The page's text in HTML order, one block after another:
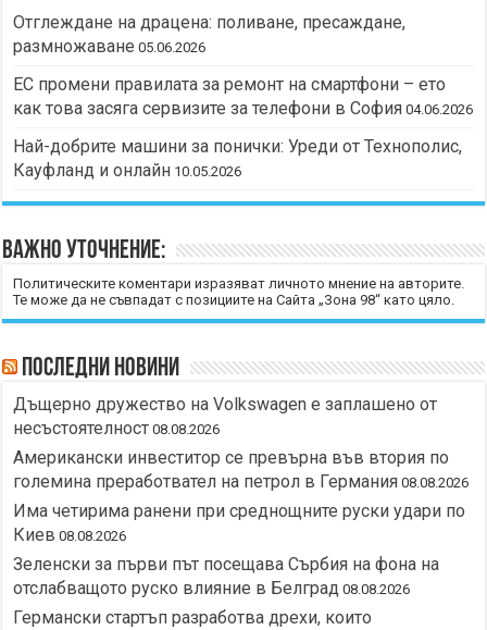
Отглеждане на драцена: поливане, пресаждане,
размножаване 05.06.2026
ЕС промени правилата за ремонт на смартфони – ето
как това засяга сервизите за телефони в София 04.06.2026
Най-добрите машини за понички: Уреди от Технополис,
Кауфланд и онлайн 10.05.2026
Важно уточнение:
Политическите коментари изразяват личното мнение на авторите.
Те може да не съвпадат с позициите на Сайта „Зона 98“ като цяло.
Последни новини
Дъщерно дружество на Volkswagen е заплашено от
несъстоятелност 08.08.2026
Американски инвеститор се превърна във втория по
големина преработвател на петрол в Германия 08.08.2026
Има четирима ранени при среднощните руски удари по
Киев 08.08.2026
Зеленски за първи път посещава Сърбия на фона на
отслабващото руско влияние в Белград 08.08.2026
Германски стартъп разработва дрехи, които